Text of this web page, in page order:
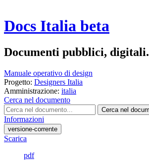
Docs Italia beta
Documenti pubblici, digitali.
Manuale operativo di design
Progetto: Designers Italia
Amministrazione: italia
Cerca nel documento
Cerca nel
Informazioni
versione-corrente
Scarica
pdf